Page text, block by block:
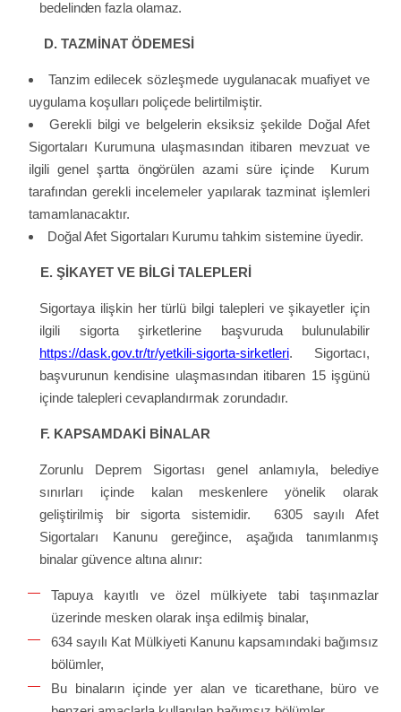
bedelinden fazla olamaz.
D. TAZMİNAT ÖDEMESİ
Tanzim edilecek sözleşmede uygulanacak muafiyet ve
uygulama koşulları poliçede belirtilmiştir.
Gerekli bilgi ve belgelerin eksiksiz şekilde Doğal Afet
Sigortaları Kurumuna ulaşmasından itibaren mevzuat ve
ilgili genel şartta öngörülen azami süre içinde Kurum
tarafından gerekli incelemeler yapılarak tazminat işlemleri
tamamlanacaktır.
Doğal Afet Sigortaları Kurumu tahkim sistemine üyedir.
E. ŞİKAYET VE BİLGİ TALEPLERİ
Sigortaya ilişkin her türlü bilgi talepleri ve şikayetler için
ilgili sigorta şirketlerine başvuruda bulunulabilir
https://dask.gov.tr/tr/yetkili-sigorta-sirketleri. Sigortacı,
başvurunun kendisine ulaşmasından itibaren 15 işgünü
içinde talepleri cevaplandırmak zorundadır.
F. KAPSAMDAKİ BİNALAR
Zorunlu Deprem Sigortası genel anlamıyla, belediye
sınırları içinde kalan meskenlere yönelik olarak
geliştirilmiş bir sigorta sistemidir. 6305 sayılı Afet
Sigortaları Kanunu gereğince, aşağıda tanımlanmış
binalar güvence altına alınır:
Tapuya kayıtlı ve özel mülkiyete tabi taşınmazlar
üzerinde mesken olarak inşa edilmiş binalar,
634 sayılı Kat Mülkiyeti Kanunu kapsamındaki bağımsız
bölümler,
Bu binaların içinde yer alan ve ticarethane, büro ve